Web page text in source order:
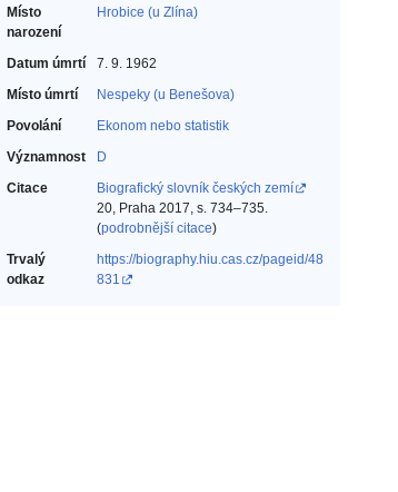
Místo
narození
Hrobice (u Zlína)
Datum úmrtí
7. 9. 1962
Místo úmrtí
Nespeky (u Benešova)
Povolání
Ekonom nebo statistik‎
Významnost
D
Citace
Biografický slovník českých zemí
20, Praha 2017, s. 734–735.
(podrobnější citace)
Trvalý
odkaz
https://biography.hiu.cas.cz/pageid/48
831